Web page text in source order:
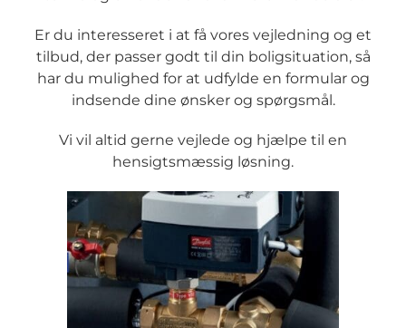
Er du interesseret i at få vores vejledning og et
tilbud, der passer godt til din boligsituation, så
har du mulighed for at udfylde en formular og
indsende dine ønsker og spørgsmål.
Vi vil altid gerne vejlede og hjælpe til en
hensigtsmæssig løsning.